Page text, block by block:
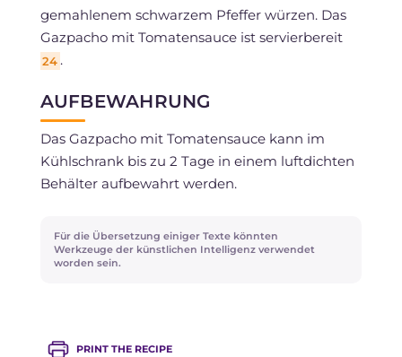
gemahlenem schwarzem Pfeffer würzen. Das
Gazpacho mit Tomatensauce ist servierbereit
24 .
AUFBEWAHRUNG
Das Gazpacho mit Tomatensauce kann im
Kühlschrank bis zu 2 Tage in einem luftdichten
Behälter aufbewahrt werden.
Für die Übersetzung einiger Texte könnten
Werkzeuge der künstlichen Intelligenz verwendet
worden sein.
PRINT THE RECIPE